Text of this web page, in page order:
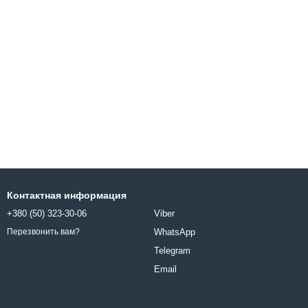
Контактная информация
+380 (50) 323-30-06
Перезвонить вам?
Viber
WhatsApp
Telegram
Email